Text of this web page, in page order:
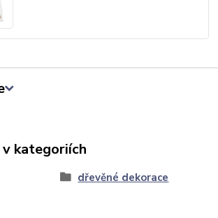
kategoriích
dřevěné dekorace